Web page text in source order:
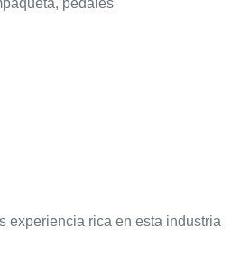
pedales
experiencia rica en esta industria